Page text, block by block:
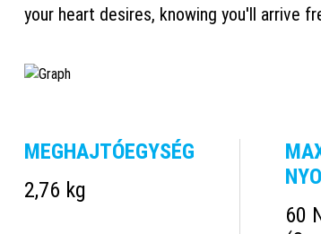
your heart desires, knowing you'll arrive
MEGHAJTÓEGYSÉG
2,76 kg
60